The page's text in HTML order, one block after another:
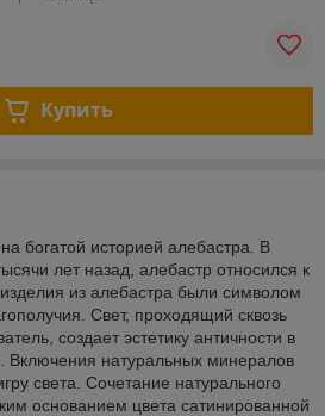
Купить
богатой историей алебастра. В
лет назад, алебастр относился к
из алебастра были символом
Свет, проходящий сквозь
создает эстетику античности в
Включения натуральных минералов
света. Сочетание натурального
основанием цвета сатинированной